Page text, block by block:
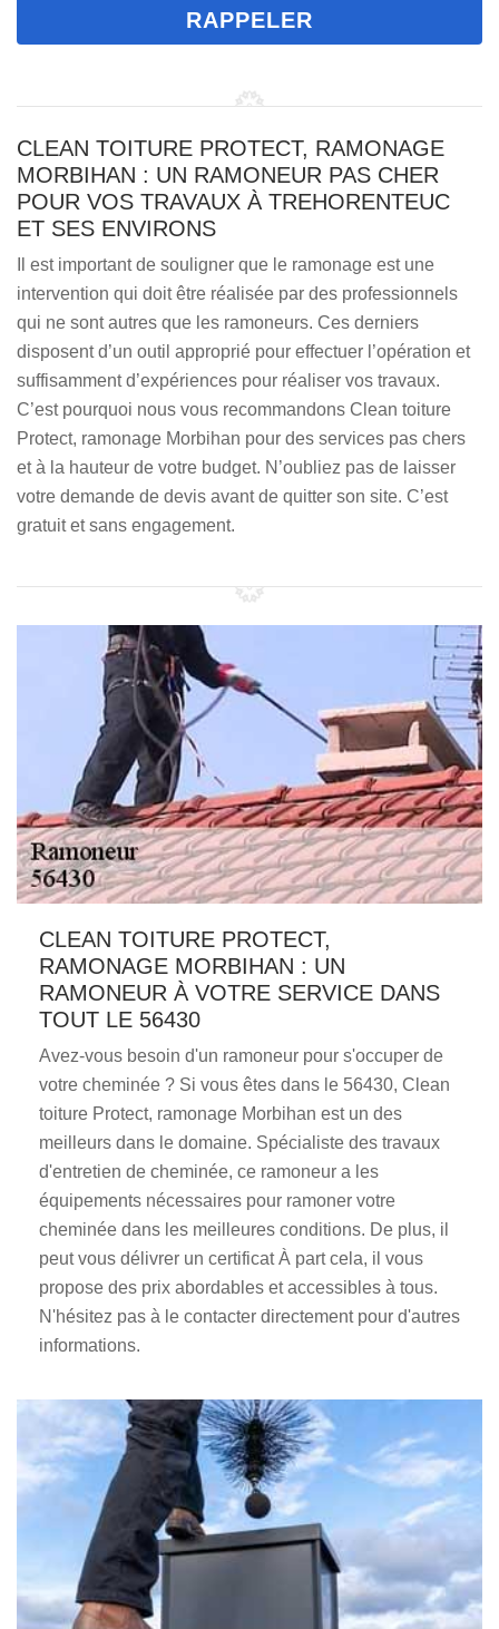
CLEAN TOITURE PROTECT, RAMONAGE
MORBIHAN : UN RAMONEUR PAS CHER
POUR VOS TRAVAUX À TREHORENTEUC
ET SES ENVIRONS
Il est important de souligner que le ramonage est une
intervention qui doit être réalisée par des professionnels
qui ne sont autres que les ramoneurs. Ces derniers
disposent d’un outil approprié pour effectuer l’opération et
suffisamment d’expériences pour réaliser vos travaux.
C’est pourquoi nous vous recommandons Clean toiture
Protect, ramonage Morbihan pour des services pas chers
et à la hauteur de votre budget. N’oubliez pas de laisser
votre demande de devis avant de quitter son site. C’est
gratuit et sans engagement.
CLEAN TOITURE PROTECT,
RAMONAGE MORBIHAN : UN
RAMONEUR À VOTRE SERVICE DANS
TOUT LE 56430
Avez-vous besoin d'un ramoneur pour s'occuper de
votre cheminée ? Si vous êtes dans le 56430, Clean
toiture Protect, ramonage Morbihan est un des
meilleurs dans le domaine. Spécialiste des travaux
d'entretien de cheminée, ce ramoneur a les
équipements nécessaires pour ramoner votre
cheminée dans les meilleures conditions. De plus, il
peut vous délivrer un certificat À part cela, il vous
propose des prix abordables et accessibles à tous.
N'hésitez pas à le contacter directement pour d'autres
informations.